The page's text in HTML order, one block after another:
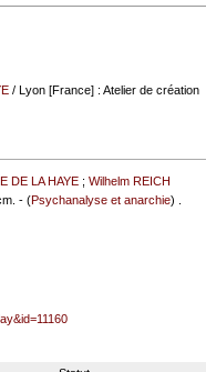
/ Lyon [France] : Atelier de création
DE LA HAYE ;Wilhelm REICH
- (Psychanalyse et anarchie) .